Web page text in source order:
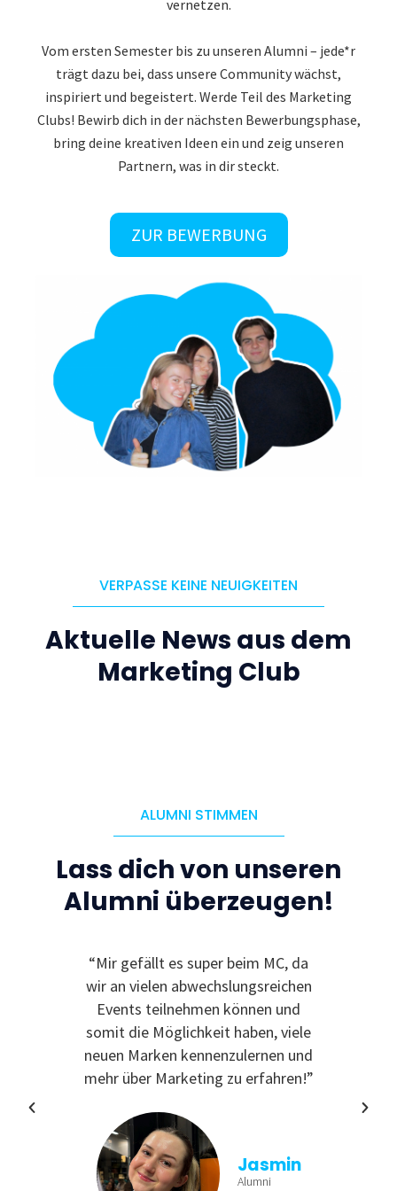
vernetzen.
Vom ersten Semester bis zu unseren Alumni – jede*r
trägt dazu bei, dass unsere Community wächst,
inspiriert und begeistert. Werde Teil des Marketing
Clubs! Bewirb dich in der nächsten Bewerbungsphase,
bring deine kreativen Ideen ein und zeig unseren
Partnern, was in dir steckt.
ZUR BEWERBUNG
VERPASSE KEINE NEUIGKEITEN
Aktuelle News aus dem
Marketing Club
ALUMNI STIMMEN
Lass dich von unseren
Alumni überzeugen!
“Mir gefällt es super beim MC, da
wir an vielen abwechslungsreichen
Events teilnehmen können und
somit die Möglichkeit haben, viele
neuen Marken kennenzulernen und
mehr über Marketing zu erfahren!”
Jasmin
Alumni